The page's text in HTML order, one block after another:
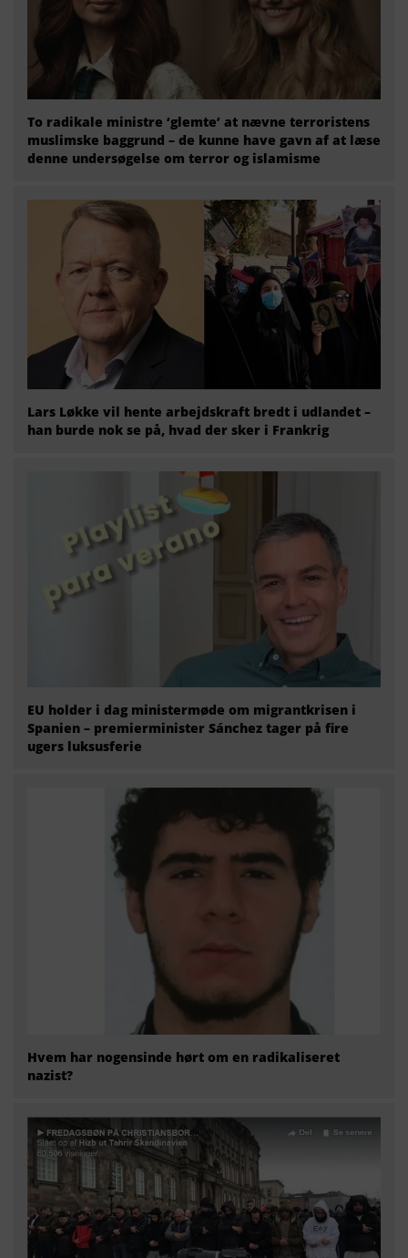
To radikale ministre ‘glemte’ at nævne terroristens
muslimske baggrund – de kunne have gavn af at læse
denne undersøgelse om terror og islamisme
Lars Løkke vil hente arbejdskraft bredt i udlandet –
han burde nok se på, hvad der sker i Frankrig
EU holder i dag ministermøde om migrantkrisen i
Spanien – premierminister Sánchez tager på fire
ugers luksusferie
Hvem har nogensinde hørt om en radikaliseret
nazist?